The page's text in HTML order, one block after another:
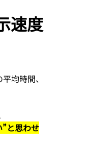
速度
均時間、
と思わせ